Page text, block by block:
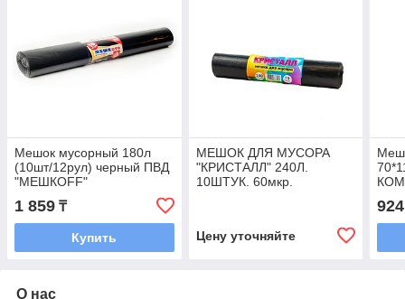
Мешок мусорный 180л
(10шт/12рул) черный ПВД
"МЕШКОFF"
особопрочный
1 859 ₸
Купить
МЕШОК ДЛЯ МУСОРА
"КРИСТАЛЛ" 240Л.
10ШТУК. 60мкр.
Цену уточняйте
924
О нас